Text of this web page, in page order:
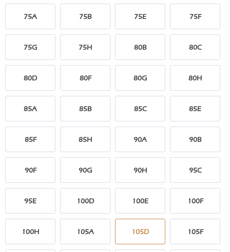
75A 75B 75E 75F
75G 75H 80B 80C
80D 80F 80G 80H
85A 85B 85C 85E
85F 85H 90A 90B
90F 90G 90H 95C
95E 100D 100E 100F
100H 105A 105D 105F